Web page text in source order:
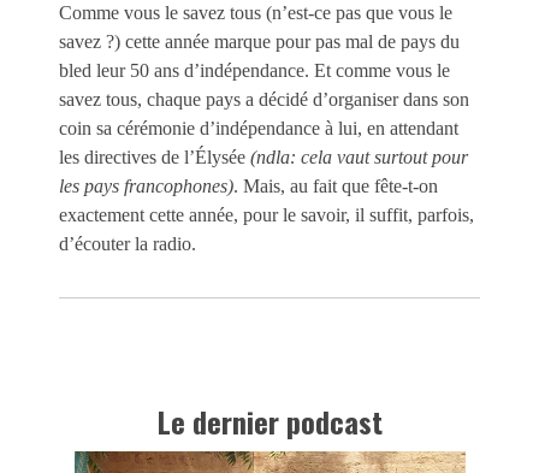
Comme vous le savez tous (n’est-ce pas que vous le
savez ?) cette année marque pour pas mal de pays du
bled leur 50 ans d’indépendance. Et comme vous le
savez tous, chaque pays a décidé d’organiser dans son
coin sa cérémonie d’indépendance à lui, en attendant
les directives de l’Élysée (ndla: cela vaut surtout pour
les pays francophones). Mais, au fait que fête-t-on
exactement cette année, pour le savoir, il suffit, parfois,
d’écouter la radio.
Le dernier podcast